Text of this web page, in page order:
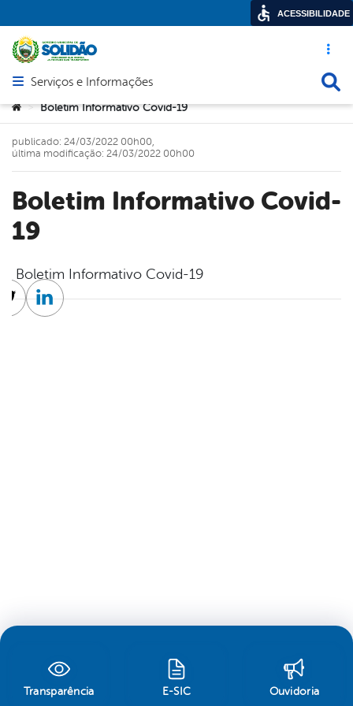
Acesso
Abrir menu principal de navegação
Serviços e Informações
Você está aqui:
> Boletim Informativo Covid-19
Boletim Informativo Covid-
19
publicado: 24/03/2022 00h00,
última modificação: 24/03/2022 00h00
Boletim Informativo Covid-19
TwitterLinkedin
Transparência E-SIC Ouvidoria
ACESSIBILIDADE